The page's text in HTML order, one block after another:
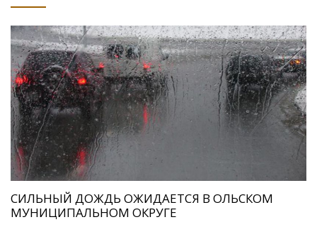
СИЛЬНЫЙ ДОЖДЬ ОЖИДАЕТСЯ В ОЛЬСКОМ
МУНИЦИПАЛЬНОМ ОКРУГЕ